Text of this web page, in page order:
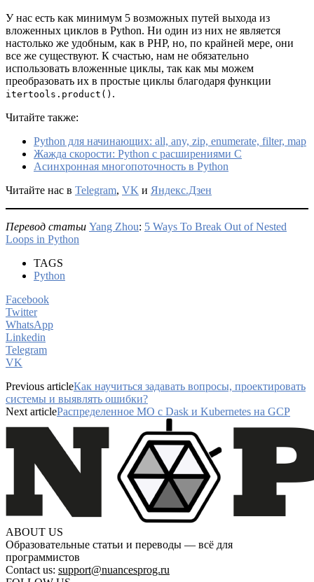
У нас есть как минимум 5 возможных путей выхода из
вложенных циклов в Python. Ни один из них не является
настолько же удобным, как в PHP, но, по крайней мере, они
все же существуют. К счастью, нам не обязательно
использовать вложенные циклы, так как мы можем
преобразовать их в простые циклы благодаря функции
itertools.product() .
Читайте также:
Python для начинающих: all, any, zip, enumerate, filter, map
Жажда скорости: Python с расширениями С
Асинхронная многопоточность в Python
Читайте нас в Telegram, VK и Яндекс.Дзен
Перевод статьи Yang Zhou: 5 Ways To Break Out of Nested
Loops in Python
TAGS
Python
Facebook
Twitter
WhatsApp
Linkedin
Telegram
VK
Previous articleКак научиться задавать вопросы, проектировать
системы и выявлять ошибки?
Next articleРаспределенное МО с Dask и Kubernetes на GCP
ABOUT US
Образовательные статьи и переводы — всё для
программистов
Contact us: support@nuancesprog.ru